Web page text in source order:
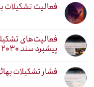
فعالیت تشکیلات
فعالیت‌های
پیشبرد سند ۲۰۳۰
فشار تشکیلات